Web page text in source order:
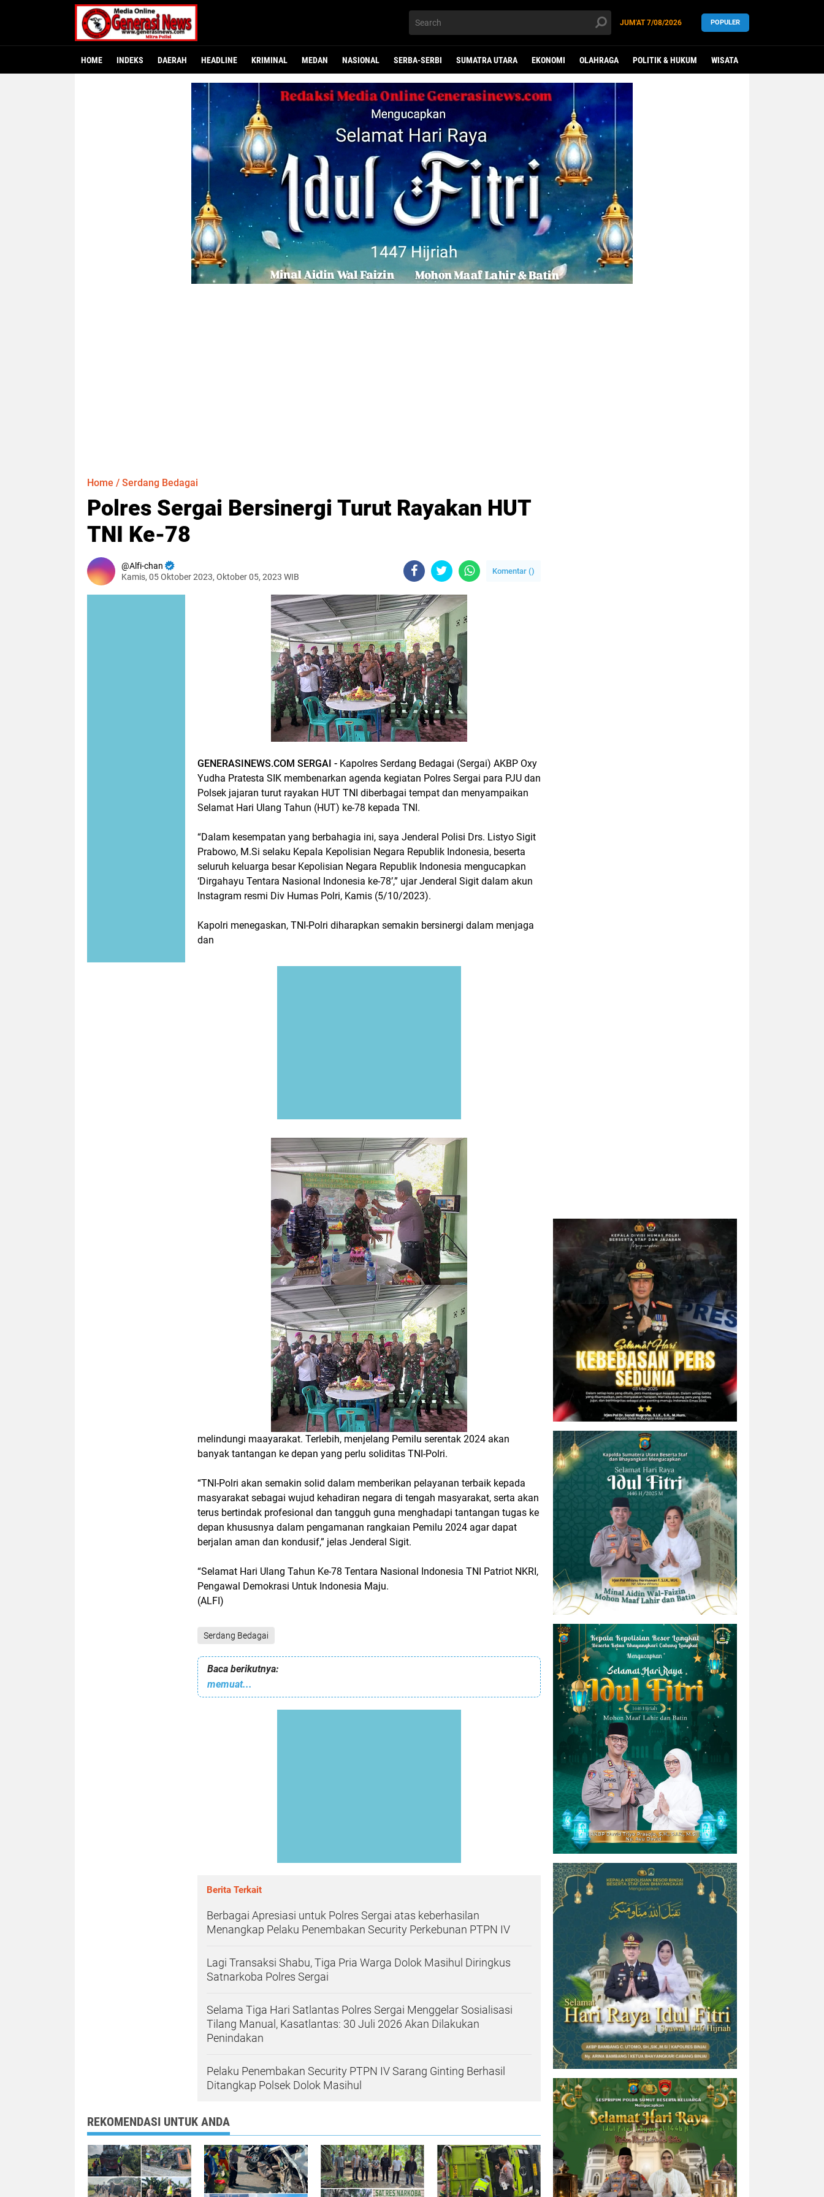
JUM'AT7/08/2026 POPULER
HOME INDEKS DAERAH HEADLINE KRIMINAL MEDAN NASIONAL SERBA-SERBI SUMATRA UTARA EKONOMI OLAHRAGA POLITIK & HUKUM WISATA
Home / Serdang Bedagai
Polres Sergai Bersinergi Turut Rayakan HUT
TNI Ke-78
Alfi-chan
Kamis, 05 Oktober 2023, Oktober 05, 2023 WIB
Komentar ()
GENERASINEWS.COM SERGAI - Kapolres Serdang Bedagai (Sergai) AKBP Oxy
Yudha Pratesta SIK membenarkan agenda kegiatan Polres Sergai para PJU dan
Polsek jajaran turut rayakan HUT TNI diberbagai tempat dan menyampaikan
Selamat Hari Ulang Tahun (HUT) ke-78 kepada TNI.
“Dalam kesempatan yang berbahagia ini, saya Jenderal Polisi Drs. Listyo Sigit
Prabowo, M.Si selaku Kepala Kepolisian Negara Republik Indonesia, beserta
seluruh keluarga besar Kepolisian Negara Republik Indonesia mengucapkan
‘Dirgahayu Tentara Nasional Indonesia ke-78’,” ujar Jenderal Sigit dalam akun
Instagram resmi Div Humas Polri, Kamis (5/10/2023).
Kapolri menegaskan, TNI-Polri diharapkan semakin bersinergi dalam menjaga
dan
melindungi maayarakat. Terlebih, menjelang Pemilu serentak 2024 akan
banyak tantangan ke depan yang perlu soliditas TNI-Polri.
“TNI-Polri akan semakin solid dalam memberikan pelayanan terbaik kepada
masyarakat sebagai wujud kehadiran negara di tengah masyarakat, serta akan
terus bertindak profesional dan tangguh guna menghadapi tantangan tugas ke
depan khususnya dalam pengamanan rangkaian Pemilu 2024 agar dapat
berjalan aman dan kondusif,” jelas Jenderal Sigit.
“Selamat Hari Ulang Tahun Ke-78 Tentara Nasional Indonesia TNI Patriot NKRI,
Pengawal Demokrasi Untuk Indonesia Maju.
(ALFI)
Serdang Bedagai
Baca berikutnya:
memuat...
Berita Terkait
Berbagai Apresiasi untuk Polres Sergai atas keberhasilan
Menangkap Pelaku Penembakan Security Perkebunan PTPN IV
Lagi Transaksi Shabu, Tiga Pria Warga Dolok Masihul Diringkus
Satnarkoba Polres Sergai
Selama Tiga Hari Satlantas Polres Sergai Menggelar Sosialisasi
Tilang Manual, Kasatlantas: 30 Juli 2026 Akan Dilakukan
Penindakan
Pelaku Penembakan Security PTPN IV Sarang Ginting Berhasil
Ditangkap Polsek Dolok Masihul
REKOMENDASI UNTUK ANDA